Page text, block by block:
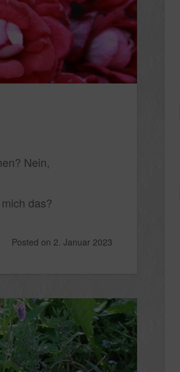
Nein,
das?
Posted on 2. Januar 2023